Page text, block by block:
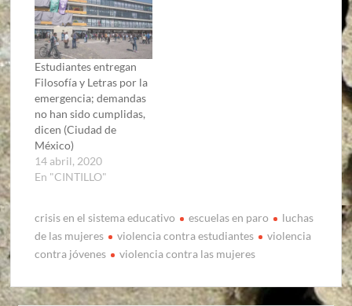
Estudiantes entregan
Filosofía y Letras por la
emergencia; demandas
no han sido cumplidas,
dicen (Ciudad de
México)
14 abril, 2020
En "CINTILLO"
crisis en el sistema educativo escuelas en paro
luchas
de las mujeres
violencia contra estudiantes
violencia
contra jóvenes
violencia contra las mujeres